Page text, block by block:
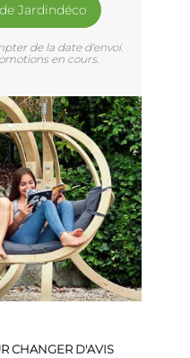
Jardindéco
de la date d'envoi.
en cours.
CHANGER D'AVIS